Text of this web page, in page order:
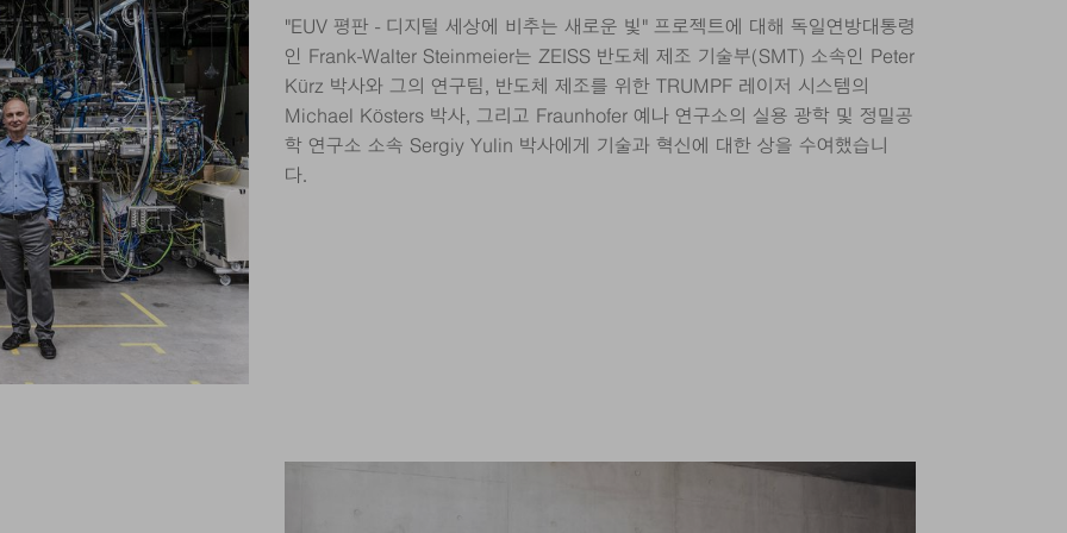
"EUV 평판 - 디지털 세상에 비추는 새로운 빛" 프로젝트에 대해 독일연방대통령
인 Frank-Walter Steinmeier는 ZEISS 반도체 제조 기술부(SMT) 소속인 Peter
Kürz 박사와 그의 연구팀, 반도체 제조를 위한 TRUMPF 레이저 시스템의
Michael Kösters 박사, 그리고 Fraunhofer 예나 연구소의 실용 광학 및 정밀공
학 연구소 소속 Sergiy Yulin 박사에게 기술과 혁신에 대한 상을 수여했습니
다.